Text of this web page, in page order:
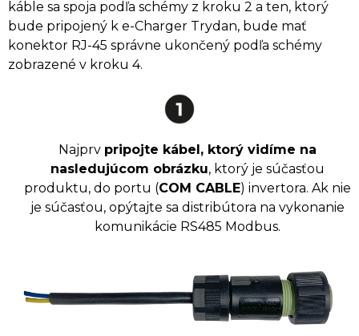
káble sa spoja podľa schémy z kroku 2 a ten, ktorý
bude pripojený k e-Charger Trydan, bude mať
konektor RJ-45 správne ukončený podľa schémy
zobrazené v kroku 4.
Najprv pripojte kábel, ktorý vidíme na
nasledujúcom obrázku, ktorý je súčasťou
produktu, do portu (COM CABLE) invertora. Ak nie
je súčasťou, opýtajte sa distribútora na vykonanie
komunikácie RS485 Modbus.